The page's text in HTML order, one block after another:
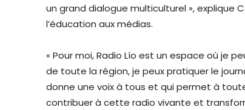
un grand dialogue multiculturel », explique
l’éducation aux médias.
« Pour moi, Radio Lío est un espace où je
de toute la région, je peux pratiquer le
donne une voix à tous et qui permet à
contribuer à cette radio vivante et